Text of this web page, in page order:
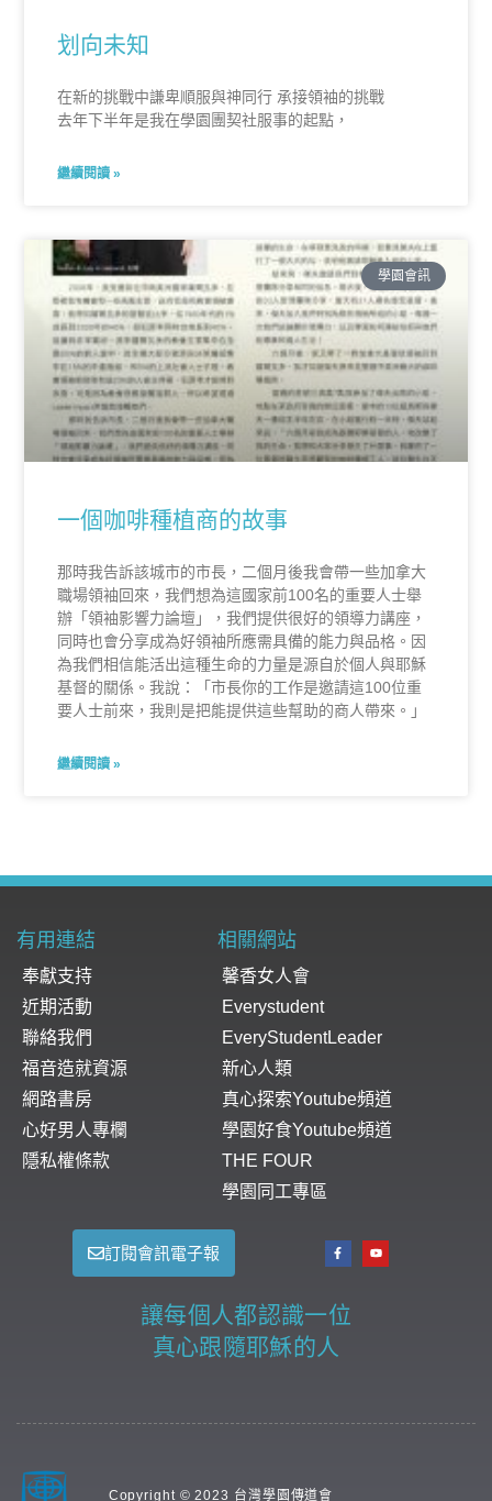
划向未知
在新的挑戰中謙卑順服與神同行 承接領袖的挑戰
去年下半年是我在學園團契社服事的起點，
繼續閱讀 »
學園會訊
一個咖啡種植商的故事
那時我告訴該城市的市長，二個月後我會帶一些加拿大
職場領袖回來，我們想為這國家前100名的重要人士舉
辦「領袖影響力論壇」，我們提供很好的領導力講座，
同時也會分享成為好領袖所應需具備的能力與品格。因
為我們相信能活出這種生命的力量是源自於個人與耶穌
基督的關係。我說：「市長你的工作是邀請這100位重
要人士前來，我則是把能提供這些幫助的商人帶來。」
繼續閱讀 »
有用連結 相關網站
奉獻支持
近期活動
聯絡我們
福音造就資源
網路書房
心好男人專欄
隱私權條款
馨香女人會
Everystudent
EveryStudentLeader
新心人類
真心探索Youtube頻道
學園好食Youtube頻道
THE FOUR
學園同工專區
訂閱會訊電子報
讓每個人都認識一位
真心跟隨耶穌的人
Copyright © 2023 台灣學園傳道會